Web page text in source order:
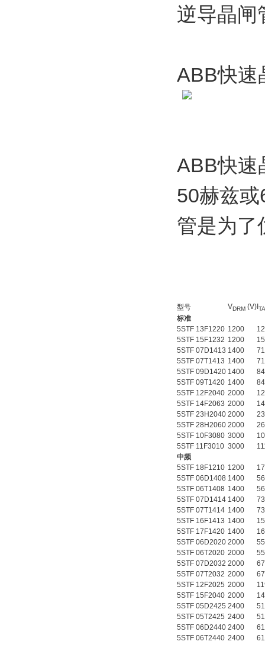
逆导晶闸
ABB快
ABB快速
50赫兹
管是为了
型号 VDRM (V)
标准
5STF 13F1220 1200
5STF 15F1232 1200
5STF 07D1413 1400
5STF 07T1413 1400
5STF 09D1420 1400
5STF 09T1420 1400
5STF 12F2040 2000
5STF 14F2063 2000
5STF 23H2040 2000
5STF 28H2060 2000
5STF 10F3080 3000
5STF 11F3010 3000
中频
5STF 18F1210 1200
5STF 06D1408 1400
5STF 06T1408 1400
5STF 07D1414 1400
5STF 07T1414 1400
5STF 16F1413 1400
5STF 17F1420 1400
5STF 06D2020 2000
5STF 06T2020 2000
5STF 07D2032 2000
5STF 07T2032 2000
5STF 12F2025 2000
5STF 15F2040 2000
5STF 05D2425 2400
5STF 05T2425 2400
5STF 06D2440 2400
5STF 06T2440 2400